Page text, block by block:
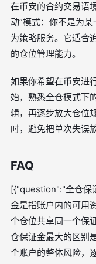
在币安的合约交易语
动”模式：你不是为
为策略服务。它适合
的仓位管理能力。
如果你希望在币安进
始，熟悉全仓模式下
辑，再逐步放大仓位
时，避免把单次失误
FAQ
[{"question":"全仓保
金是指账户内的可用
个仓位共享同一个保
仓保证金最大的区别
个账户的整体风险，